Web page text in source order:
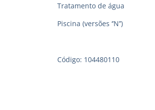
Tratamento de água
Piscina (versões ‘’N’’)
Código: 104480110